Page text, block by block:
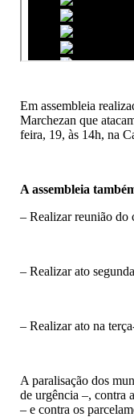
Em assembleia
Marchezan que
feira, 19, às 14h, na
A assembleia
– Realizar reunião do
– Realizar ato
– Realizar ato na
A paralisação dos
de urgência –, contra
– e contra os